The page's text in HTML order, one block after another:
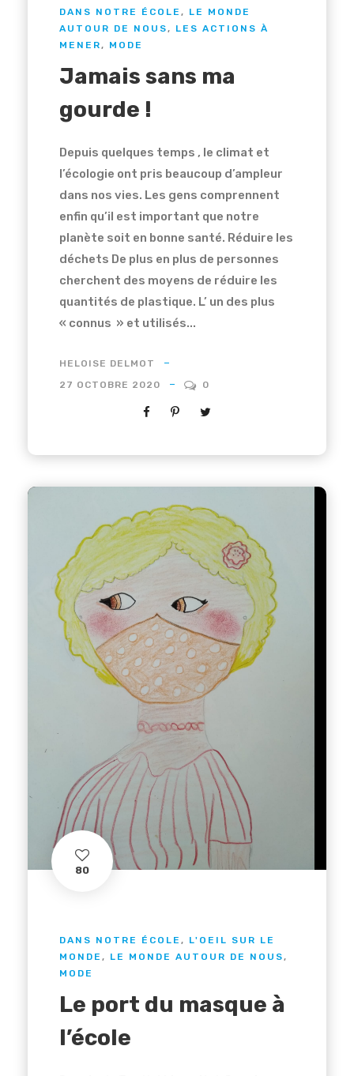
DANS NOTRE ÉCOLE , LE MONDE
AUTOUR DE NOUS, LES ACTIONS À
MENER, MODE
Jamais sans ma
gourde !
Depuis quelques temps , le climat et
l’écologie ont pris beaucoup d’ampleur
dans nos vies. Les gens comprennent
enfin qu’il est important que notre
planète soit en bonne santé. Réduire les
déchets De plus en plus de personnes
cherchent des moyens de réduire les
quantités de plastique. L’ un des plus
« connus » et utilisés...
HELOISE DELMOT
27 OCTOBRE 2020
0
80
DANS NOTRE ÉCOLE , L'OEIL SUR LE
MONDE , LE MONDE AUTOUR DE NOUS,
MODE
Le port du masque à
l’école